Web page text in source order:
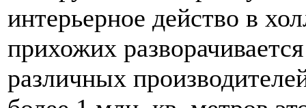
интерьерное действо в
прихожих
различных